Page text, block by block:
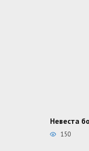
Невеста
150